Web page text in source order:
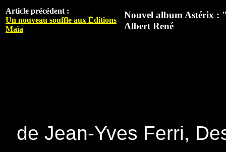
Article précédent :
Un nouveau souffle aux Éditions
Maïa
Nouvel album Astérix :
Albert René
de Jean-Yves Ferri,